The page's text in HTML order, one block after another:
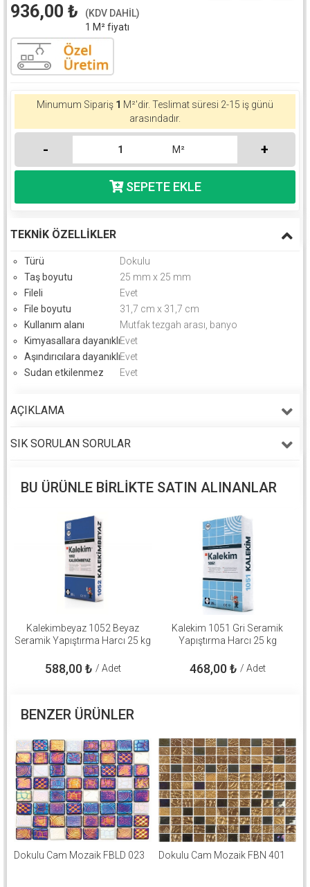
936,00 ₺
(KDV DAHİL)
1 M² fiyatı
Minumum Sipariş 1 M²'dir. Teslimat süresi 2-15 iş günü
arasındadır.
- M² +
TEKNIK ÖZELLIKLER
Türü
Dokulu
Taş boyutu
25 mm x 25 mm
Fileli
Evet
File boyutu
31,7 cm x 31,7 cm
Kullanım alanı
Mutfak tezgah arası, banyo
Kimyasallara dayanıklıEvet
Aşındırıcılara dayanıklıEvet
Sudan etkilenmez
Evet
AÇIKLAMA
SIK SORULAN SORULAR
BU ÜRÜNLE BIRLIKTE SATIN ALINANLAR
Kalekimbeyaz 1052 Beyaz
Seramik Yapıştırma Harcı 25 kg
588,00₺ / Adet
Kalekim 1051 Gri Seramik
Yapıştırma Harcı 25 kg
468,00₺ / Adet
BENZER ÜRÜNLER
Dokulu Cam Mozaik FBLD 023 Dokulu Cam Mozaik FBN 401